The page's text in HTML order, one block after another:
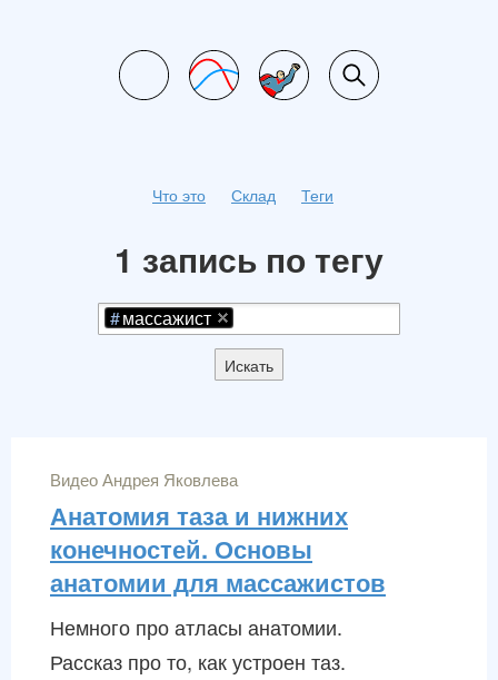
Что это Склад Теги
1 запись по тегу
массажист
Искать
Видео Андрея Яковлева
Анатомия таза и нижних
конечностей. Основы
анатомии для массажистов
Немного про атласы анатомии.
Рассказ про то, как устроен таз.